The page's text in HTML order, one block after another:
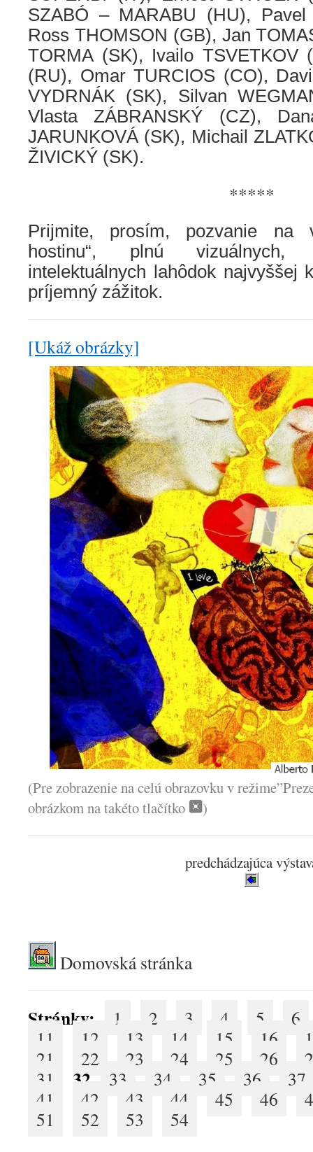
SZABÓ – MARABU (HU), Pavel
Ross THOMSON (GB), Jan
TORMA (SK), Ivailo TSVETKOV
(RU), Omar TURCIOS (CO),
VYDRNÁK (SK), Silvan
Vlasta ZÁBRANSKÝ (CZ),
JARUNKOVÁ (SK), Michail
ŽIVICKÝ (SK).
*****
Prijmite, prosím, pozvanie na
hostinu“, plnú vizuálnych,
intelektuálnych lahôdok najvyššej
príjemný zážitok.
[Ukáž obrázky]
(Pre zobrazenie na celú obrazovku v
obrázkom na takéto tlačítko
)
predchádzajúca
Domovská stránka
Stránky: 1 2 3 4 5
6
11
12 13 14 15 16
21
22 23 24 25 26
31
32 33 34 35 36
37
41
42 43 44 45 46
51
52 53 54